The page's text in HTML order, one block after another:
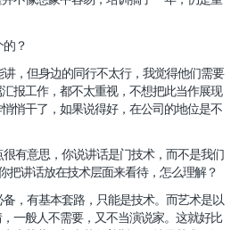
？
，但身边的同行不太行，我觉得他们需要
报工作，都不太重视，不想把此当作展现
悄干了，如果说得好，在公司的地位是不
有意思，你说讲话是门技术，而不是我们
把讲话放在技术层面来看待，怎么理解？
，有基本套路，只能是技术。而艺术是以
一般人不需要，又不当演说家。这就好比